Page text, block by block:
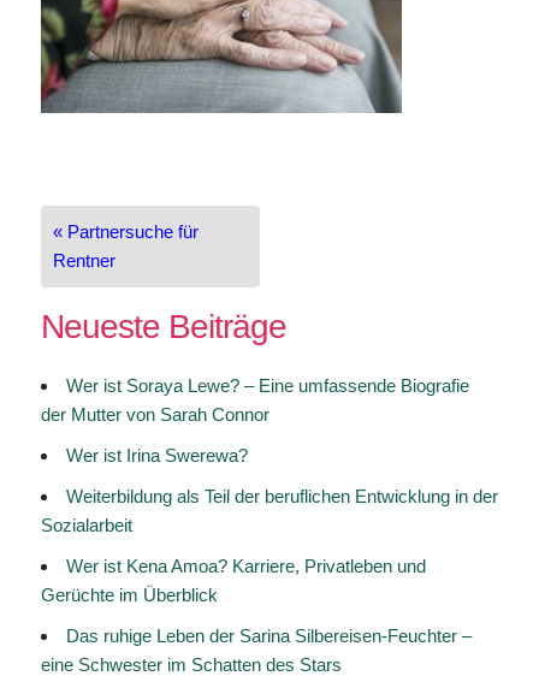
Beitragsnavigation
« Partnersuche für
Rentner
Neueste Beiträge
Wer ist Soraya Lewe? – Eine umfassende Biografie
der Mutter von Sarah Connor
Wer ist Irina Swerewa?
Weiterbildung als Teil der beruflichen Entwicklung in der
Sozialarbeit
Wer ist Kena Amoa? Karriere, Privatleben und
Gerüchte im Überblick
Das ruhige Leben der Sarina Silbereisen-Feuchter –
eine Schwester im Schatten des Stars